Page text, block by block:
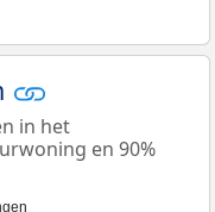
in het
en 90%